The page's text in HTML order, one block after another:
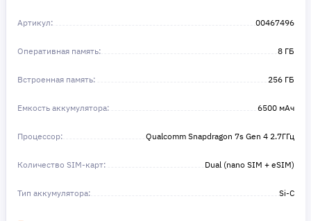
Артикул: 00467496
Оперативная память: 8 ГБ
Встроенная память: 256 ГБ
Емкость аккумулятора: 6500 мAч
Процессор: Qualcomm Snapdragon 7s Gen 4 2.7ГГц
Количество SIM-карт: Dual (nano SIM + eSIM)
Тип аккумулятора: Si-C